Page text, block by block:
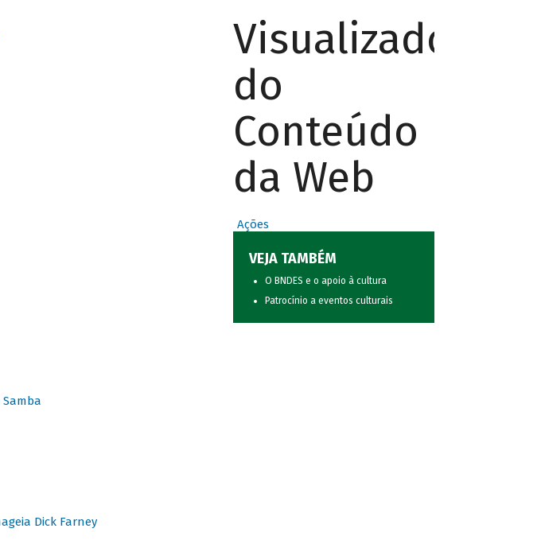
Samba
Dick Farney
Visualizador
do
Conteúdo
da Web
Ações
VEJA TAMBÉM
O BNDES e o apoio à cultura
Patrocínio a eventos culturais